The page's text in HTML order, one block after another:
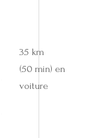
35 km
(50 min) en
voiture